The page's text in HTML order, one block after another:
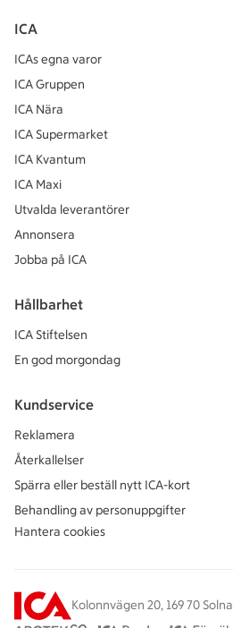
ICA
ICAs egna varor
ICA Gruppen
ICA Nära
ICA Supermarket
ICA Kvantum
ICA Maxi
Utvalda leverantörer
Annonsera
Jobba på ICA
Hållbarhet
ICA Stiftelsen
En god morgondag
Kundservice
Reklamera
Återkallelser
Spärra eller beställ nytt ICA-kort
Behandling av personuppgifter
Hantera cookies
Kolonnvägen 20, 169 70 Solna